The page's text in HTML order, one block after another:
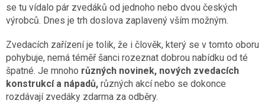
se tu vídalo pár zvedáků od jednoho nebo dvou českých
výrobců. Dnes je trh doslova zaplavený vším možným.
Zvedacích zařízení je tolik, že i člověk, který se v tomto oboru
pohybuje, nemá téměř šanci rozeznat dobrou nabídku od té
špatné. Je mnoho různých novinek, nových zvedacích
konstrukcí a nápadů, různých akcí nebo se dokonce
rozdávají zvedáky zdarma za odběry.